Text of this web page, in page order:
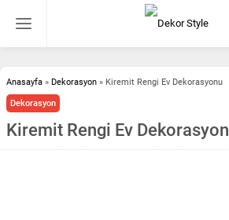
Anasayfa » Dekorasyon » Kiremit Rengi Ev Dekorasyonu
Dekorasyon
Kiremit Rengi Ev